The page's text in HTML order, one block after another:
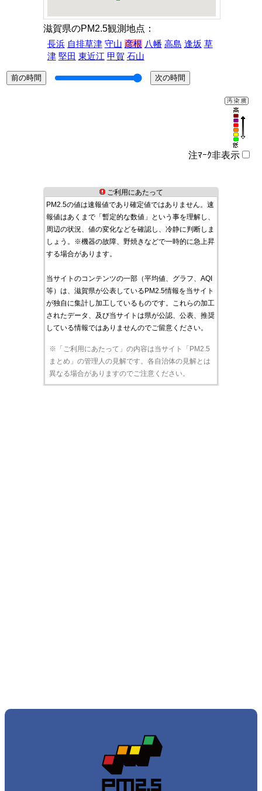
滋賀県のPM2.5観測地点：
長浜 自排草津 守山 彦根 八幡 高島 逢坂 草
津 堅田 東近江 甲賀 石山
注ﾏｰｸ非表示
ご利用にあたって
PM2.5の値は速報値であり確定値ではありません。速
報値はあくまで「暫定的な数値」という事を理解し、
周辺の状況、値の変化などを確認し、冷静に判断しま
しょう。※機器の故障、野焼きなどで一時的に急上昇
する場合があります。
当サイトのコンテンツの一部（平均値、グラフ、AQI
等）は、滋賀県が公表しているPM2.5情報を当サイト
が独自に集計し加工しているものです。これらの加工
されたデータ、及び当サイトは県が公認、公表、推奨
している情報ではありませんのでご留意ください。
※「ご利用にあたって」の内容は当サイト「PM2.5
まとめ」の管理人の見解です。各自治体の見解とは
異なる場合がありますのでご注意ください。